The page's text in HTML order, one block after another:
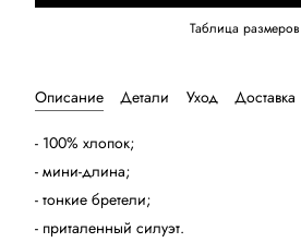
Выберите размер
Таблица размеров
Описание Детали Уход Доставка
- 100% хлопок;
- мини-длина;
- тонкие бретели;
- приталенный силуэт.